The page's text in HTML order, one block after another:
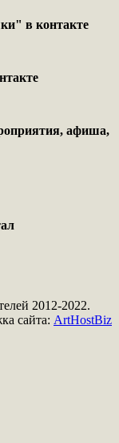
в контакте
афиша,
2012-2022.
сайта: ArtHostBiz